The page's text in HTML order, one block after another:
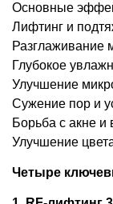
Основные
Лифтинг и
Разглаживание
Глубокое
Улучшение
Сужение пор и
Борьба с акне и
Улучшение
Четыре